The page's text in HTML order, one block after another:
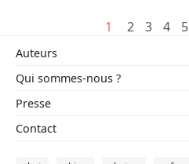
1 2 3 4 5
Auteurs
Qui sommes-nous ?
Presse
Contact